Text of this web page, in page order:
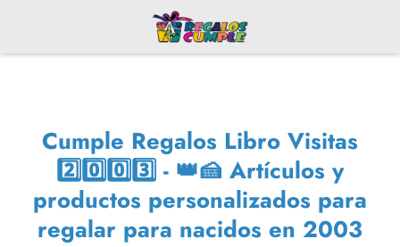
Cumple Regalos Libro Visitas
2️⃣0️⃣0️⃣3️⃣ - 👑🍰 Artículos y
productos personalizados para
regalar para nacidos en 2003